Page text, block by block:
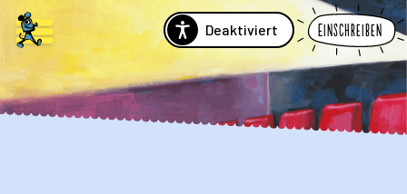
Deaktiviert Einschreiben